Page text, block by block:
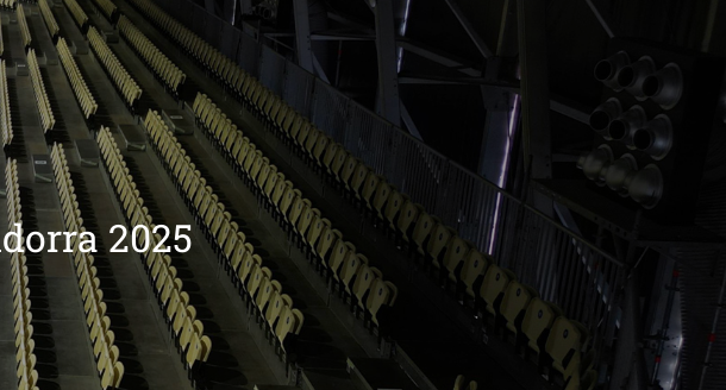
2025